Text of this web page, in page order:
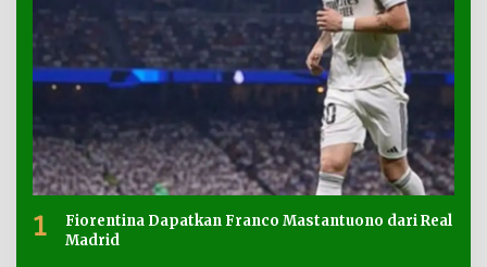
1
Fiorentina Dapatkan Franco Mastantuono dari Real
Madrid